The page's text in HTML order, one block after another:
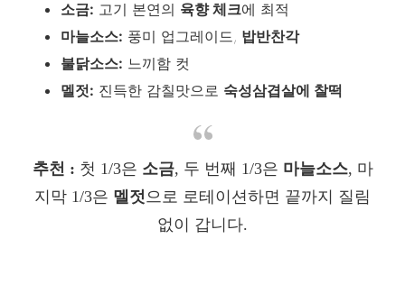
소금: 고기 본연의 육향 체크에 최적
마늘소스: 풍미 업그레이드, 밥반찬각
불닭소스: 느끼함 컷
멜젓: 진득한 감칠맛으로 숙성삼겹살에 찰떡
추천 : 첫 1/3은 소금, 두 번째 1/3은 마늘소스, 마
지막 1/3은 멜젓으로 로테이션하면 끝까지 질림
없이 갑니다.